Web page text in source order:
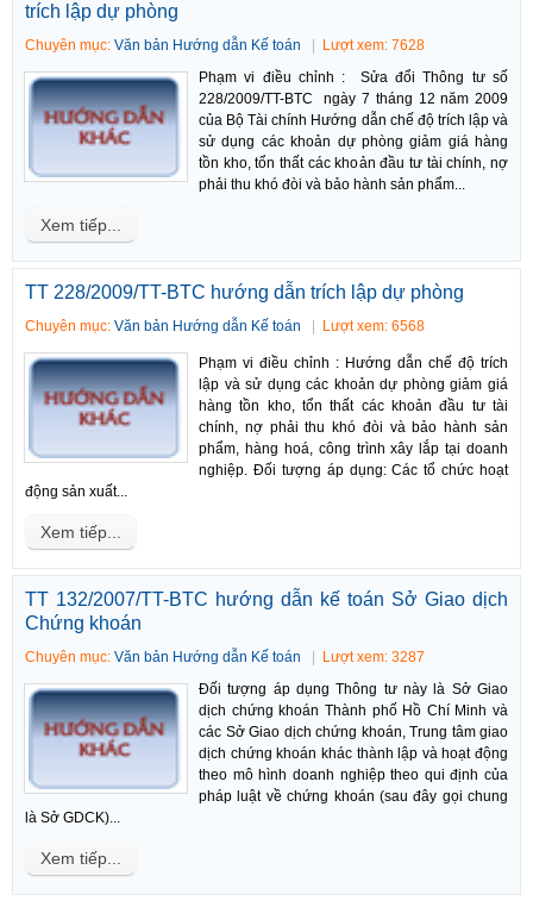
trích lập dự phòng
Chuyên mục: Văn bản Hướng dẫn Kế toán
Lượt xem: 7628
Phạm vi điều chỉnh : Sửa đổi Thông tư số
228/2009/TT-BTC ngày 7 tháng 12 năm 2009
của Bộ Tài chính Hướng dẫn chế độ trích lập và
sử dụng các khoản dự phòng giảm giá hàng
tồn kho, tổn thất các khoản đầu tư tài chính, nợ
phải thu khó đòi và bảo hành sản phẩm...
Xem tiếp...
TT 228/2009/TT-BTC hướng dẫn trích lập dự phòng
Chuyên mục: Văn bản Hướng dẫn Kế toán Lượt xem: 6568
Phạm vi điều chỉnh : Hướng dẫn chế độ trích
lập và sử dụng các khoản dự phòng giảm giá
hàng tồn kho, tổn thất các khoản đầu tư tài
chính, nợ phải thu khó đòi và bảo hành sản
phẩm, hàng hoá, công trình xây lắp tại doanh
nghiệp. Đối tượng áp dụng: Các tổ chức hoạt
động sản xuất...
Xem tiếp...
TT 132/2007/TT-BTC hướng dẫn kế toán Sở Giao dịch
Chứng khoán
Chuyên mục: Văn bản Hướng dẫn Kế toán
Lượt xem: 3287
Đối tượng áp dụng Thông tư này là Sở Giao
dịch chứng khoán Thành phố Hồ Chí Minh và
các Sở Giao dịch chứng khoán, Trung tâm giao
dịch chứng khoán khác thành lập và hoạt động
theo mô hình doanh nghiệp theo qui định của
pháp luật về chứng khoán (sau đây gọi chung
là Sở GDCK)...
Xem tiếp...